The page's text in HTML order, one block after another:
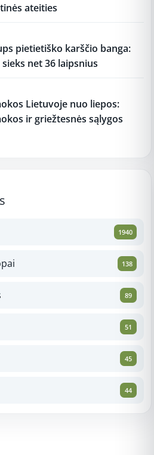
ateities
pietietiško karščio banga:
net 36 laipsnius
Lietuvoje nuo liepos:
ir griežtesnės sąlygos
1940
138
89
51
45
44